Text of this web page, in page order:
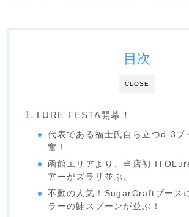
CLOSE
目次
LURE FESTA開幕！
代表である福士氏自ら立つd-3ブ
奮！
函館エリアより、当店初
アーがズラリ並ぶ。
不動の人気！SugarCraftブース
ラーの鮭スプーンが並ぶ！